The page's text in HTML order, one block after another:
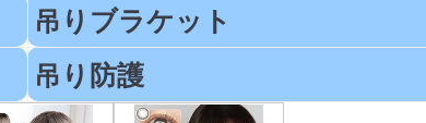
吊りブラケット
吊り防護